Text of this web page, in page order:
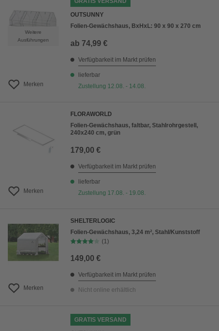
Weitere
Ausführungen
Merken
OUTSUNNY
Folien-Gewächshaus, BxHxL: 90 x 90 x 270 cm
ab 74,99 €
Verfügbarkeit im Markt prüfen
lieferbar
Zustellung 12.08. - 14.08.
Merken
FLORAWORLD
Folien-Gewächshaus, faltbar, Stahlrohrgestell,
240x240 cm, grün
179,00 €
Verfügbarkeit im Markt prüfen
lieferbar
Zustellung 17.08. - 19.08.
Merken
SHELTERLOGIC
Folien-Gewächshaus, 3,24 m², Stahl/Kunststoff
(1)
149,00 €
Verfügbarkeit im Markt prüfen
Nicht online erhältlich
GRATIS VERSAND